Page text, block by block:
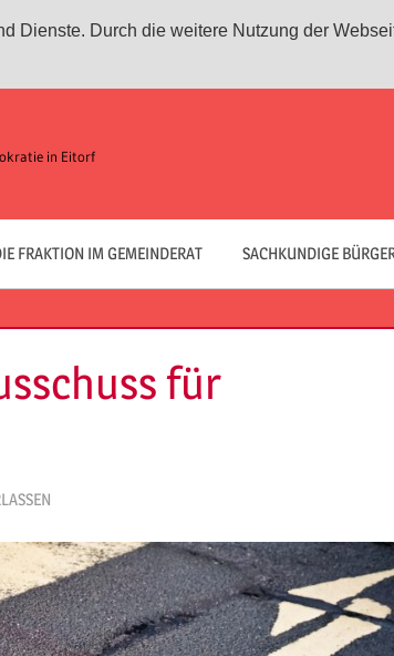
Dienste. Durch die weitere Nutzung der
in Eitorf
FRAKTION IM GEMEINDERAT SACHKUNDIGE
für